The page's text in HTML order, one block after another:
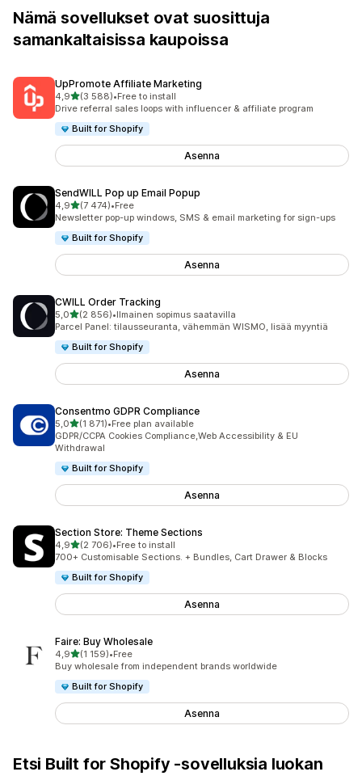
Nämä sovellukset ovat suosittuja
samankaltaisissa kaupoissa
UpPromote Affiliate Marketing
4,9/ 5 tähteä
(3 588)
3588 arvostelua yhteensä
•Free to install
Drive referral sales loops with influencer & affiliate program
Built for Shopify
Asenna
SendWILL Pop up Email Popup
4,9/ 5 tähteä
(7 474)
7474 arvostelua yhteensä
•Free
Newsletter pop-up windows, SMS & email marketing for sign-ups
Built for Shopify
Asenna
CWILL Order Tracking
5,0/ 5 tähteä
(2 856)
2856 arvostelua yhteensä
•Ilmainen sopimus saatavilla
Parcel Panel: tilausseuranta, vähemmän WISMO, lisää myyntiä
Built for Shopify
Asenna
Consentmo GDPR Compliance
5,0/ 5 tähteä
(1 871)
1871 arvostelua yhteensä
•Free plan available
GDPR/CCPA Cookies Compliance,Web Accessibility & EU
Withdrawal
Built for Shopify
Asenna
Section Store: Theme Sections
4,9/ 5 tähteä
(2 706)
2706 arvostelua yhteensä
•Free to install
700+ Customisable Sections. + Bundles, Cart Drawer & Blocks
Built for Shopify
Asenna
Faire: Buy Wholesale
4,9/ 5 tähteä
(1 159)
1159 arvostelua yhteensä
•Free
Buy wholesale from independent brands worldwide
Built for Shopify
Asenna
Etsi Built for Shopify ‑sovelluksia luokan